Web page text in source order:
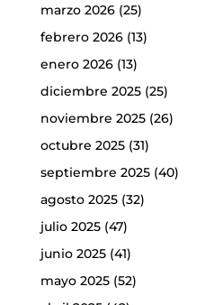
marzo 2026(25)
febrero 2026(13)
enero 2026(13)
diciembre 2025(25)
noviembre 2025(26)
octubre 2025(31)
septiembre 2025(40)
agosto 2025(32)
julio 2025(47)
junio 2025(41)
mayo 2025(52)